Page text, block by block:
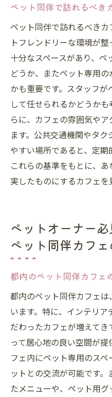
ペット同伴で訪れるべき
ペット同伴で訪れるべき
トフレンドリーな環境が整
十分なスペースがあり、
どうか、またペット専用
かも重要です。スタッフ
して任せられるかどうか
らに、カフェの雰囲気や
ます。公共交通機関やタ
やすい場所であると、定期
これらの基準をもとに、
実したものにするカフェを
ペットオーナー
ペット同伴カフ
都内のペット同伴カフェ
都内のペット同伴カフェ
います。特に、インテリ
だわったカフェが増えて
って居心地の良い空間が
フェ内にペット専用のス
ットとの交流が可能です
たメニューや、ペット用